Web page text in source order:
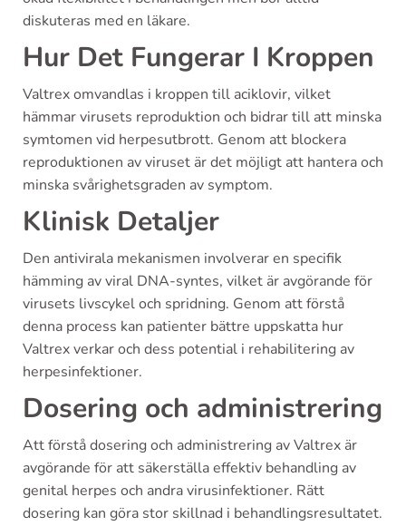
diskuteras med en läkare.
Hur Det Fungerar I Kroppen
Valtrex omvandlas i kroppen till aciklovir, vilket
hämmar virusets reproduktion och bidrar till att minska
symtomen vid herpesutbrott. Genom att blockera
reproduktionen av viruset är det möjligt att hantera och
minska svårighetsgraden av symptom.
Klinisk Detaljer
Den antivirala mekanismen involverar en specifik
hämming av viral DNA-syntes, vilket är avgörande för
virusets livscykel och spridning. Genom att förstå
denna process kan patienter bättre uppskatta hur
Valtrex verkar och dess potential i rehabilitering av
herpesinfektioner.
Dosering och administrering
Att förstå dosering och administrering av Valtrex är
avgörande för att säkerställa effektiv behandling av
genital herpes och andra virusinfektioner. Rätt
dosering kan göra stor skillnad i behandlingsresultatet.